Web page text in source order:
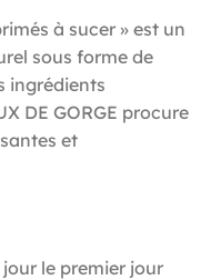
à sucer » est un
sous forme de
ingrédients
DE GORGE procure
et
le premier jour